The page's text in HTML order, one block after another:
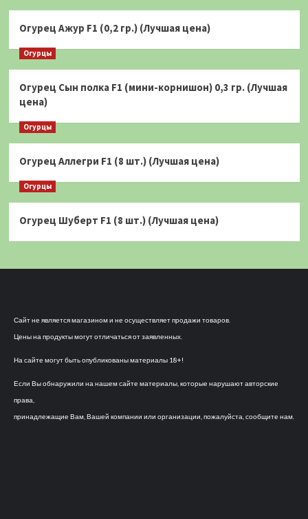
Огурец Ажур F1 (0,2 гр.) (Лучшая цена)
Огурцы
Огурец Сын полка F1 (мини-корнишон) 0,3 гр. (Лучшая
цена)
Огурцы
Огурец Аллегри F1 (8 шт.) (Лучшая цена)
Огурцы
Огурец Шуберт F1 (8 шт.) (Лучшая цена)
Сайт не является магазином и не осуществляет продажи товаров.
Цены на продукты могут отличаться от заявленных.
На сайте могут быть опубликованы материалы 18+!
Если Вы обнаружили на нашем сайте материалы, которые нарушают авторские
права,
принадлежащие Вам, Вашей компании или организации, пожалуйста, сообщите нам.